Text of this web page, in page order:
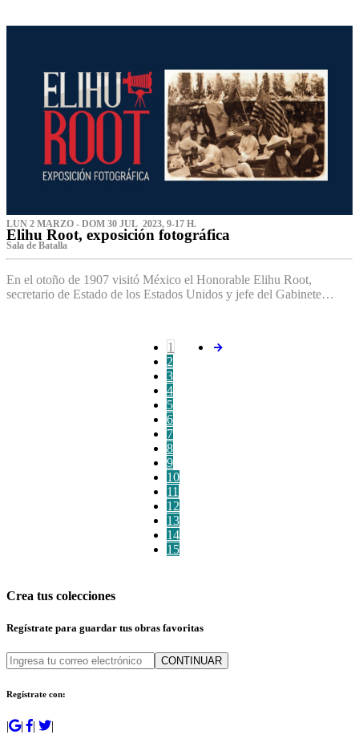
LUN 2 MARZO - DOM 30 JUL 2023, 9-17 H.
Elihu Root, exposición fotográfica
Sala de Batalla
En el otoño de 1907 visitó México el Honorable Elihu Root,
secretario de Estado de los Estados Unidos y jefe del Gabinete…
1
2
3
4
5
6
7
8
9
10
11
12
13
14
15
Crea tus colecciones
Regístrate para guardar tus obras favoritas
CONTINUAR
Regístrate con:
| | | |